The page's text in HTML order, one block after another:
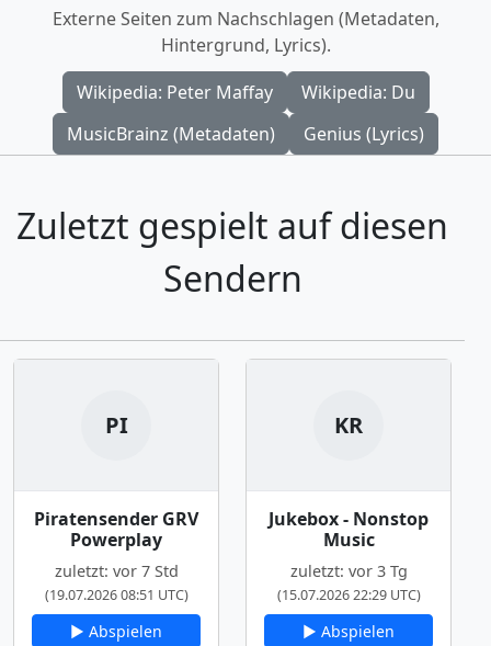
Externe Seiten zum Nachschlagen (Metadaten,
Hintergrund, Lyrics).
Wikipedia: Peter Maffay
Wikipedia: Du
MusicBrainz (Metadaten)
Genius (Lyrics)
Zuletzt gespielt auf diesen
Sendern
PI
Piratensender GRV
Powerplay
zuletzt: vor 7 Std
(19.07.2026 08:51 UTC)
▶ Abspielen
KR
Jukebox - Nonstop
Music
zuletzt: vor 3 Tg
(15.07.2026 22:29 UTC)
▶ Abspielen